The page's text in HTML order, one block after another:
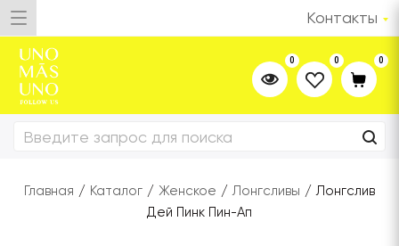
Контакты
0 0 0
Главная / Каталог / Женское / Лонгсливы / Лонгслив
Дей Пинк Пин-Ап